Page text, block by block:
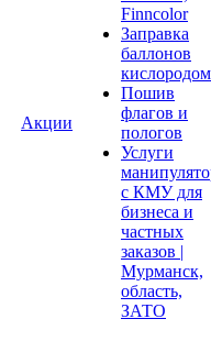
Акции
Finncolor
Заправка
баллонов
кислородом
Пошив
флагов и
пологов
Услуги
с КМУ для
бизнеса и
частных
заказов |
Мурманск,
область,
ЗАТО